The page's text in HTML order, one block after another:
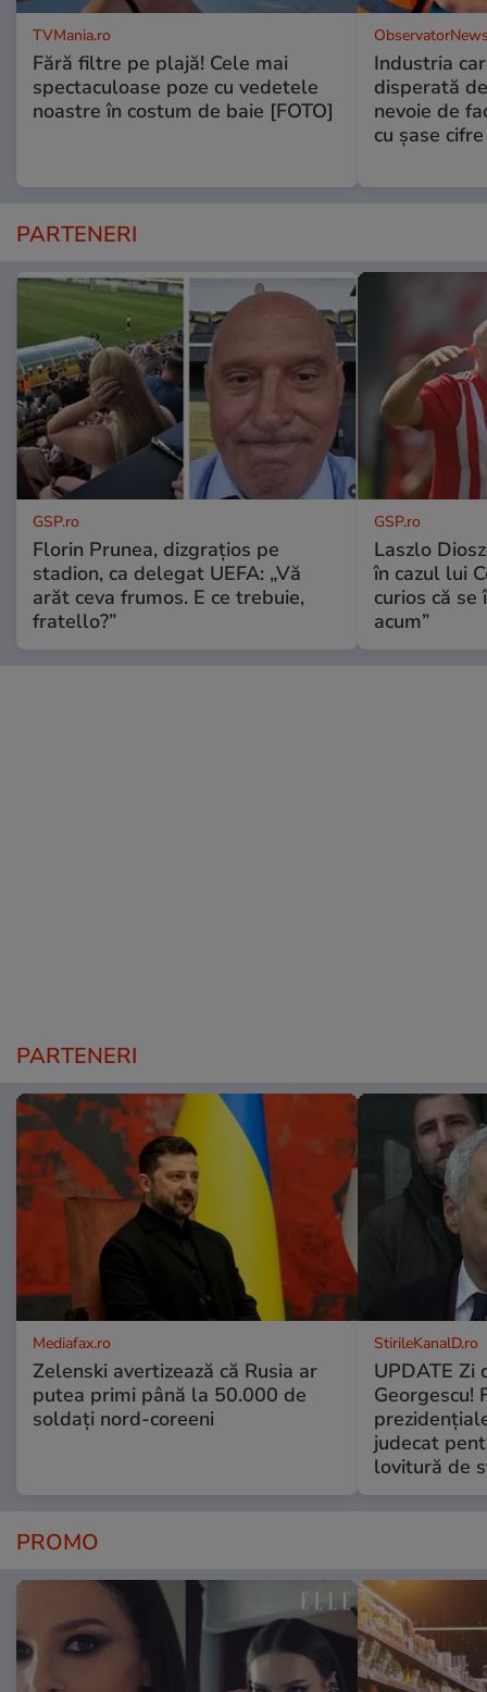
TVMania.ro
Fără filtre pe plajă! Cele mai
spectaculoase poze cu vedetele
noastre în costum de baie [FOTO]
Industria
disperată
nevoie de
cu şase cifre
PARTENERI
GSP.ro
Florin Prunea, dizgrațios pe
stadion, ca delegat UEFA: „Vă
arăt ceva frumos. E ce trebuie,
fratello?”
GSP.ro
Laszlo
în cazul lui
curios că
acum”
PARTENERI
Mediafax.ro
Zelenski avertizează că Rusia ar
putea primi până la 50.000 de
soldați nord-coreeni
StirileKanalD.ro
UPDATE Zi
Georgescu!
judecat
lovitură de
PROMO